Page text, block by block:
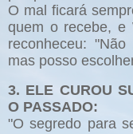
O mal ficará
quem o recebe, e
reconheceu:
mas posso
3. ELE CUROU
O PASSADO:
"O segredo para